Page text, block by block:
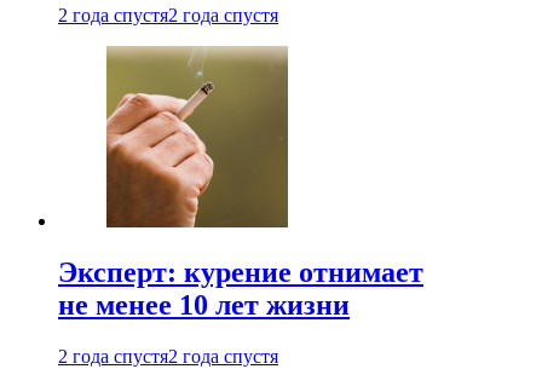
2 года спустя2 года спустя
Эксперт: курение отнимает
не менее 10 лет жизни
2 года спустя2 года спустя